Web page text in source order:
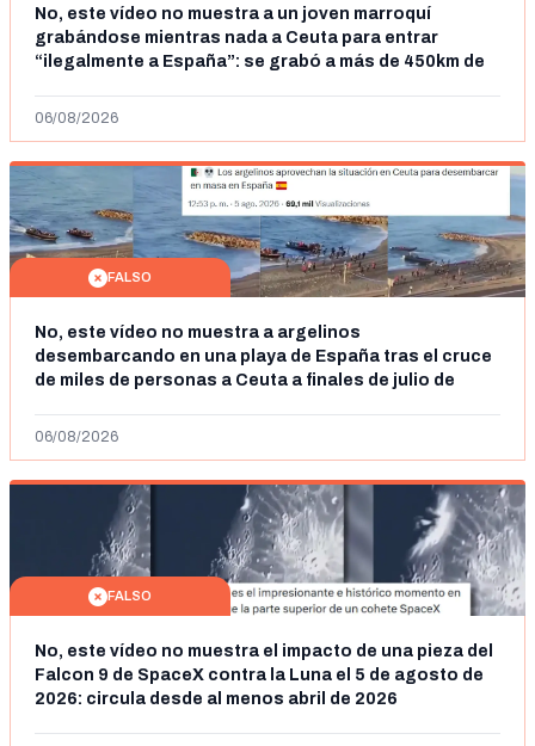
No, este vídeo no muestra a un joven marroquí
grabándose mientras nada a Ceuta para entrar
“ilegalmente a España”: se grabó a más de 450km de
06/08/2026
FALSO
No, este vídeo no muestra a argelinos
desembarcando en una playa de España tras el cruce
de miles de personas a Ceuta a finales de julio de
06/08/2026
FALSO
No, este vídeo no muestra el impacto de una pieza del
Falcon 9 de SpaceX contra la Luna el 5 de agosto de
2026: circula desde al menos abril de 2026